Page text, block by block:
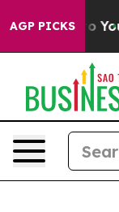
AGP PICKS
Harms to Youth